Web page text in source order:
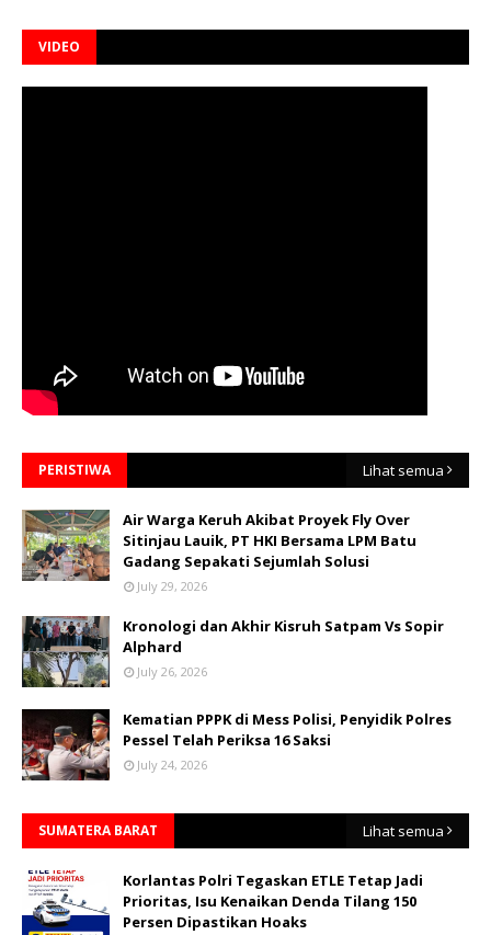
VIDEO
PERISTIWA Lihat semua
Air Warga Keruh Akibat Proyek Fly Over
Sitinjau Lauik, PT HKI Bersama LPM Batu
Gadang Sepakati Sejumlah Solusi
July 29, 2026
Kronologi dan Akhir Kisruh Satpam Vs Sopir
Alphard
July 26, 2026
Kematian PPPK di Mess Polisi, Penyidik Polres
Pessel Telah Periksa 16 Saksi
July 24, 2026
SUMATERA BARAT Lihat semua
Korlantas Polri Tegaskan ETLE Tetap Jadi
Prioritas, Isu Kenaikan Denda Tilang 150
Persen Dipastikan Hoaks